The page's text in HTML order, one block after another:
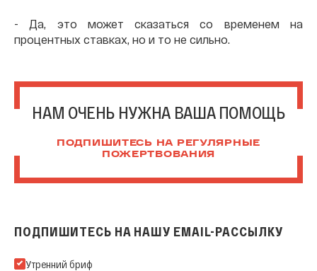
- Да, это может сказаться со временем на
процентных ставках, но и то не сильно.
НАМ ОЧЕНЬ НУЖНА ВАША ПОМОЩЬ
ПОДПИШИТЕСЬ НА РЕГУЛЯРНЫЕ
ПОЖЕРТВОВАНИЯ
ПОДПИШИТЕСЬ НА НАШУ EMAIL-РАССЫЛКУ
Подпишитесь на нашу Email-рассылку
Утренний бриф